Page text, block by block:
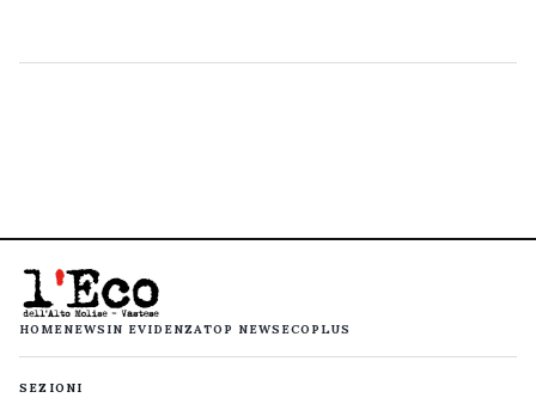
HOMENEWS IN EVIDENZATOP NEWS ECOPLUS
SEZIONI